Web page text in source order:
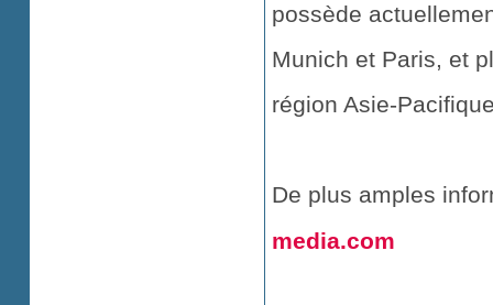
possède
Munich et Paris, et
région Asie-
De plus amples
media.com